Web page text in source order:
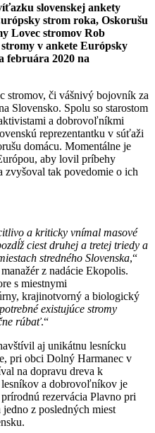
slovenskej ankety
strom roka, Oskorušu
Lovec stromov Rob
v ankete Európsky
februára 2020 na
stromov, či vášnivý bojovník za
Slovensko. Spolu so starostom
a dobrovoľníkmi
reprezentantku v súťaži
domácu. Momentálne je
aby lovil príbehy
zvyšoval tak povedomie o ich
a kriticky vnímal masové
ciest druhej a tretej triedy a
stredného Slovenska,“
z nadácie Ekopolis.
s miestnymi
krajinotvorný a biologický
existujúce stromy
rúbať.“
aj unikátnu lesnícku
pri obci Dolný Harmanec v
na dopravu dreva k
a dobrovoľníkov je
rezervácia Plavno pri
z posledných miest